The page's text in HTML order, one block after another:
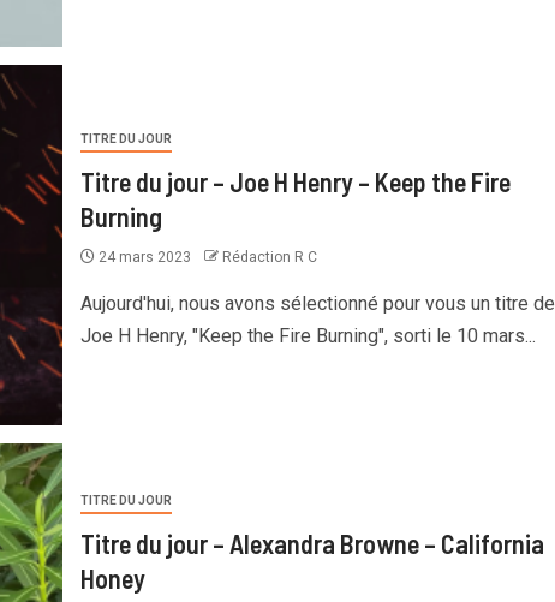
TITRE DU JOUR
Titre du jour – Joe H Henry – Keep the Fire
Burning
24 mars 2023 Rédaction R C
Aujourd'hui, nous avons sélectionné pour vous un titre de
Joe H Henry, "Keep the Fire Burning", sorti le 10 mars...
TITRE DU JOUR
Titre du jour – Alexandra Browne – California
Honey